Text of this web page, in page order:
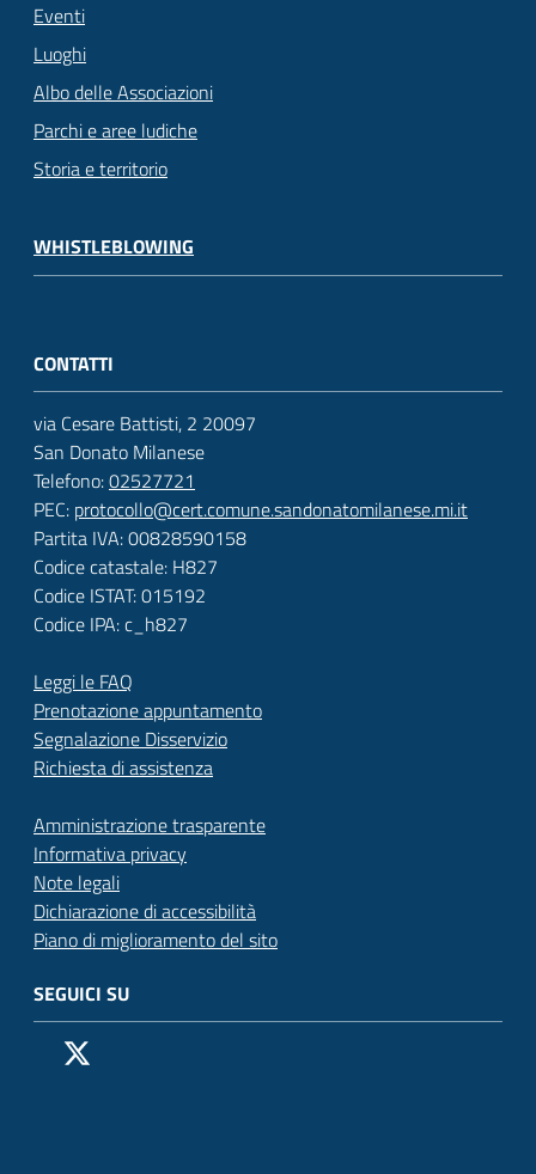
Eventi
Luoghi
Albo delle Associazioni
Parchi e aree ludiche
Storia e territorio
WHISTLEBLOWING
CONTATTI
via Cesare Battisti, 2 20097
San Donato Milanese
Telefono:02527721
PEC: protocollo@cert.comune.sandonatomilanese.mi.it
Partita IVA: 00828590158
Codice catastale: H827
Codice ISTAT: 015192
Codice IPA: c_h827
Leggi le FAQ
Prenotazione appuntamento
Segnalazione Disservizio
Richiesta di assistenza
Amministrazione trasparente
Informativa privacy
Note legali
Dichiarazione di accessibilità
Piano di miglioramento del sito
SEGUICI SU
Pagina Facebook del Comune di San Donato Milanese